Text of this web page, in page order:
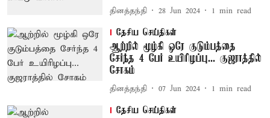
தினத்தந்தி 28 Jun 2024 1 min read
தேசிய செய்திகள்
ஆற்றில் மூழ்கி ஒரே குடும்பத்தை
சேர்ந்த 4 பேர் உயிரிழப்பு... குஜராத்தில்
சோகம்
தினத்தந்தி 07 Jun 2024 1 min read
தேசிய செய்திகள்